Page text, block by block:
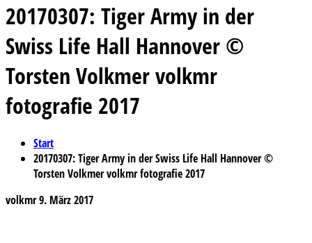
20170307: Tiger Army in der
Swiss Life Hall Hannover ©
Torsten Volkmer volkmr
fotografie 2017
Start
20170307: Tiger Army in der Swiss Life Hall Hannover ©
Torsten Volkmer volkmr fotografie 2017
volkmr9. März 2017